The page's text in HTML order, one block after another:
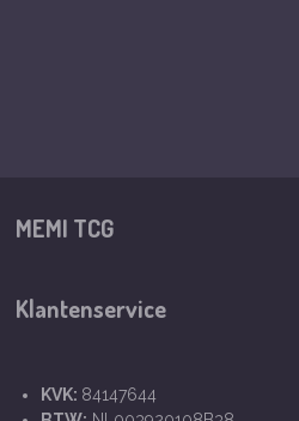
MEMI TCG
Klantenservice
KVK: 84147644